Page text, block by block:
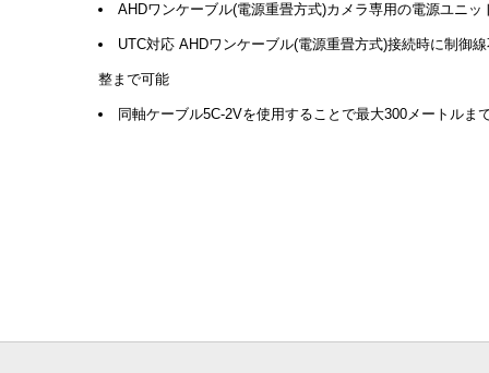
AHDワンケーブル(電源重畳方式)カメラ専用の電源ユニッ
UTC対応 AHDワンケーブル(電源重畳方式)接続時に制御
整まで可能
同軸ケーブル5C-2Vを使用することで最大300メートルま